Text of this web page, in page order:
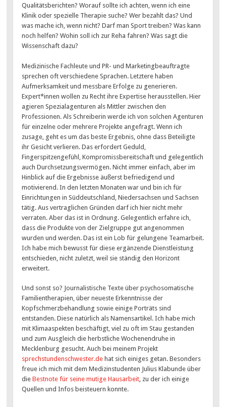
Qualitätsberichten? Worauf sollte ich achten, wenn ich eine
Klinik oder spezielle Therapie suche? Wer bezahlt das? Und
was mache ich, wenn nicht? Darf man Sport treiben? Was kann
noch helfen? Wohin soll ich zur Reha fahren? Was sagt die
Wissenschaft dazu?
Medizinische Fachleute und PR- und Marketingbeauftragte
sprechen oft verschiedene Sprachen. Letztere haben
Aufmerksamkeit und messbare Erfolge zu generieren.
Expert*innen wollen zu Recht ihre Expertise herausstellen. Hier
agieren Spezialagenturen als Mittler zwischen den
Professionen. Als Schreiberin werde ich von solchen Agenturen
für einzelne oder mehrere Projekte angefragt. Wenn ich
zusage, geht es um das beste Ergebnis, ohne dass Beteiligte
ihr Gesicht verlieren. Das erfordert Geduld,
Fingerspitzengefühl, Kompromissbereitschaft und gelegentlich
auch Durchsetzungsvermögen. Nicht immer einfach, aber im
Hinblick auf die Ergebnisse äußerst befriedigend und
motivierend. In den letzten Monaten war und bin ich für
Einrichtungen in Süddeutschland, Niedersachsen und Sachsen
tätig. Aus vertraglichen Gründen darf ich hier nicht mehr
verraten. Aber das ist in Ordnung. Gelegentlich erfahre ich,
dass die Produkte von der Zielgruppe gut angenommen
wurden und werden. Das ist ein Lob für gelungene Teamarbeit.
Ich habe mich bewusst für diese ergänzende Dienstleistung
entschieden, nicht zuletzt, weil sie ständig den Horizont
erweitert.
Und sonst so? Journalistische Texte über psychosomatische
Familientherapien, über neueste Erkenntnisse der
Kopfschmerzbehandlung sowie einige Porträts sind
entstanden. Diese natürlich als Namensartikel. Ich habe mich
mit Klimaaspekten beschäftigt, viel zu oft im Stau gestanden
und zum Ausgleich die herbstliche Wochenendruhe in
Mecklenburg gesucht. Auch bei meinem Projekt
sprechstundenschwester.de hat sich einiges getan. Besonders
freue ich mich mit dem Medizinstudenten Julius Klabunde über
dieBestnote für seine mutige Hausarbeit, zu der ich einige
Quellen und Infos beisteuern konnte.